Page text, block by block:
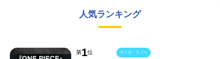
人気ランキング
第1位 マンガ・ラノベ